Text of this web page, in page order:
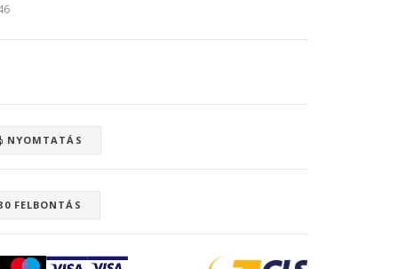
NYOMTATÁS
FELBONTÁS